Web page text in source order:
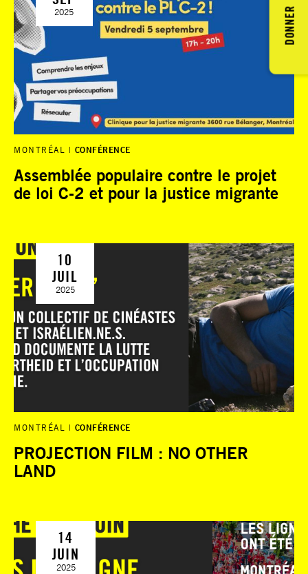
DONNER
2025
MONTRÉAL CONFÉRENCE
Assemblée populaire contre le projet
de loi C-2 et pour la justice migrante
10
JUIL
2025
MONTRÉAL CONFÉRENCE
PROJECTION FILM : NO OTHER
LAND
14
JUIN
2025